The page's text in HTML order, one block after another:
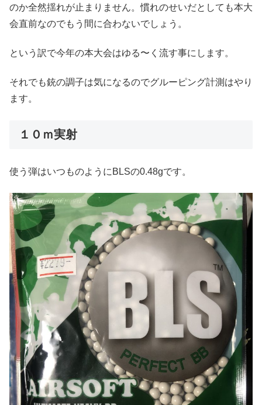
のか全然揺れが止まりません。慣れのせいだとしても本大
会直前なのでもう間に合わないでしょう。
という訳で今年の本大会はゆる〜く流す事にします。
それでも銃の調子は気になるのでグルーピング計測はやり
ます。
１０ｍ実射
使う弾はいつものようにBLSの0.48gです。